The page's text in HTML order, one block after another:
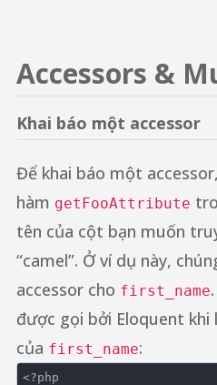
Accessors &
Khai báo một accessor
Để khai báo một
hàm getFooAttribute
tên của cột bạn muốn
“camel”. Ở ví dụ này,
accessor cho first_name
được gọi bởi Eloquent khi
của first_name:
<?php